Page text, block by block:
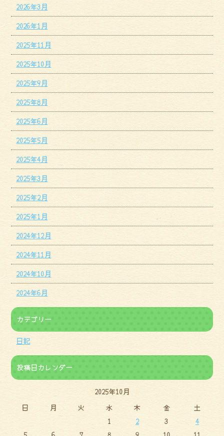
2026年3月
2026年1月
2025年11月
2025年10月
2025年9月
2025年8月
2025年6月
2025年5月
2025年4月
2025年3月
2025年2月
2025年1月
2024年12月
2024年11月
2024年10月
2024年6月
カテゴリー
日記
投稿日カレンダー
2025年10月
日
月 火 水 木 金
土
1
2 3
4